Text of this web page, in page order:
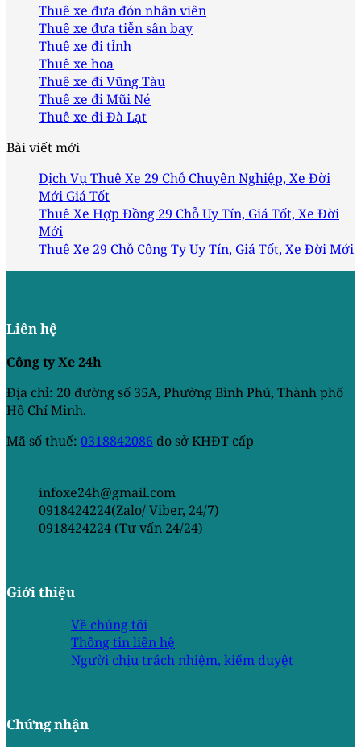
Thuê xe đưa đón nhân viên
Thuê xe đưa tiễn sân bay
Thuê xe đi tỉnh
Thuê xe hoa
Thuê xe đi Vũng Tàu
Thuê xe đi Mũi Né
Thuê xe đi Đà Lạt
Bài viết mới
Dịch Vụ Thuê Xe 29 Chỗ Chuyên Nghiệp, Xe Đời
Mới Giá Tốt
Thuê Xe Hợp Đồng 29 Chỗ Uy Tín, Giá Tốt, Xe Đời
Mới
Thuê Xe 29 Chỗ Công Ty Uy Tín, Giá Tốt, Xe Đời Mới
Liên hệ
Công ty Xe 24h
Địa chỉ: 20 đường số 35A, Phường Bình Phú, Thành phố
Hồ Chí Minh.
Mã số thuế: 0318842086 do sở KHĐT cấp
infoxe24h@gmail.com
0918424224(Zalo/ Viber, 24/7)
0918424224 (Tư vấn 24/24)
Giới thiệu
Về chúng tôi
Thông tin liên hệ
Người chịu trách nhiệm, kiểm duyệt
Chứng nhận